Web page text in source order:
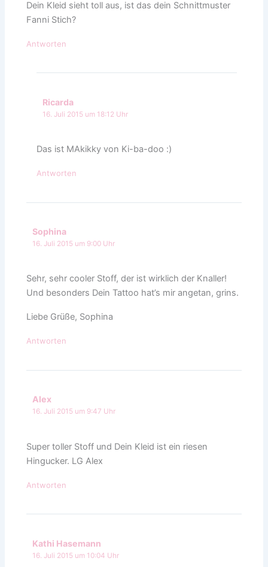
Dein Kleid sieht toll aus, ist das dein Schnittmuster
Fanni Stich?
Antworten
Ricarda
16. Juli 2015 um 18:12 Uhr
Das ist MAkikky von Ki-ba-doo :)
Antworten
Sophina
16. Juli 2015 um 9:00 Uhr
Sehr, sehr cooler Stoff, der ist wirklich der Knaller!
Und besonders Dein Tattoo hat’s mir angetan, grins.
Liebe Grüße, Sophina
Antworten
Alex
16. Juli 2015 um 9:47 Uhr
Super toller Stoff und Dein Kleid ist ein riesen
Hingucker. LG Alex
Antworten
Kathi Hasemann
16. Juli 2015 um 10:04 Uhr